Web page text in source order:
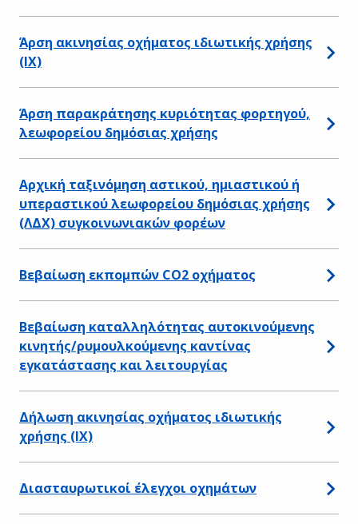
Άρση ακινησίας οχήματος ιδιωτικής χρήσης
(ΙΧ)
Άρση παρακράτησης κυριότητας φορτηγού,
λεωφορείου δημόσιας χρήσης
Αρχική ταξινόμηση αστικού, ημιαστικού ή
υπεραστικού λεωφορείου δημόσιας χρήσης
(ΛΔΧ) συγκοινωνιακών φορέων
Βεβαίωση εκπομπών CO2 οχήματος
Βεβαίωση καταλληλότητας αυτοκινούμενης
κινητής/ρυμουλκούμενης καντίνας
εγκατάστασης και λειτουργίας
Δήλωση ακινησίας οχήματος ιδιωτικής
χρήσης (ΙΧ)
Διασταυρωτικοί έλεγχοι οχημάτων